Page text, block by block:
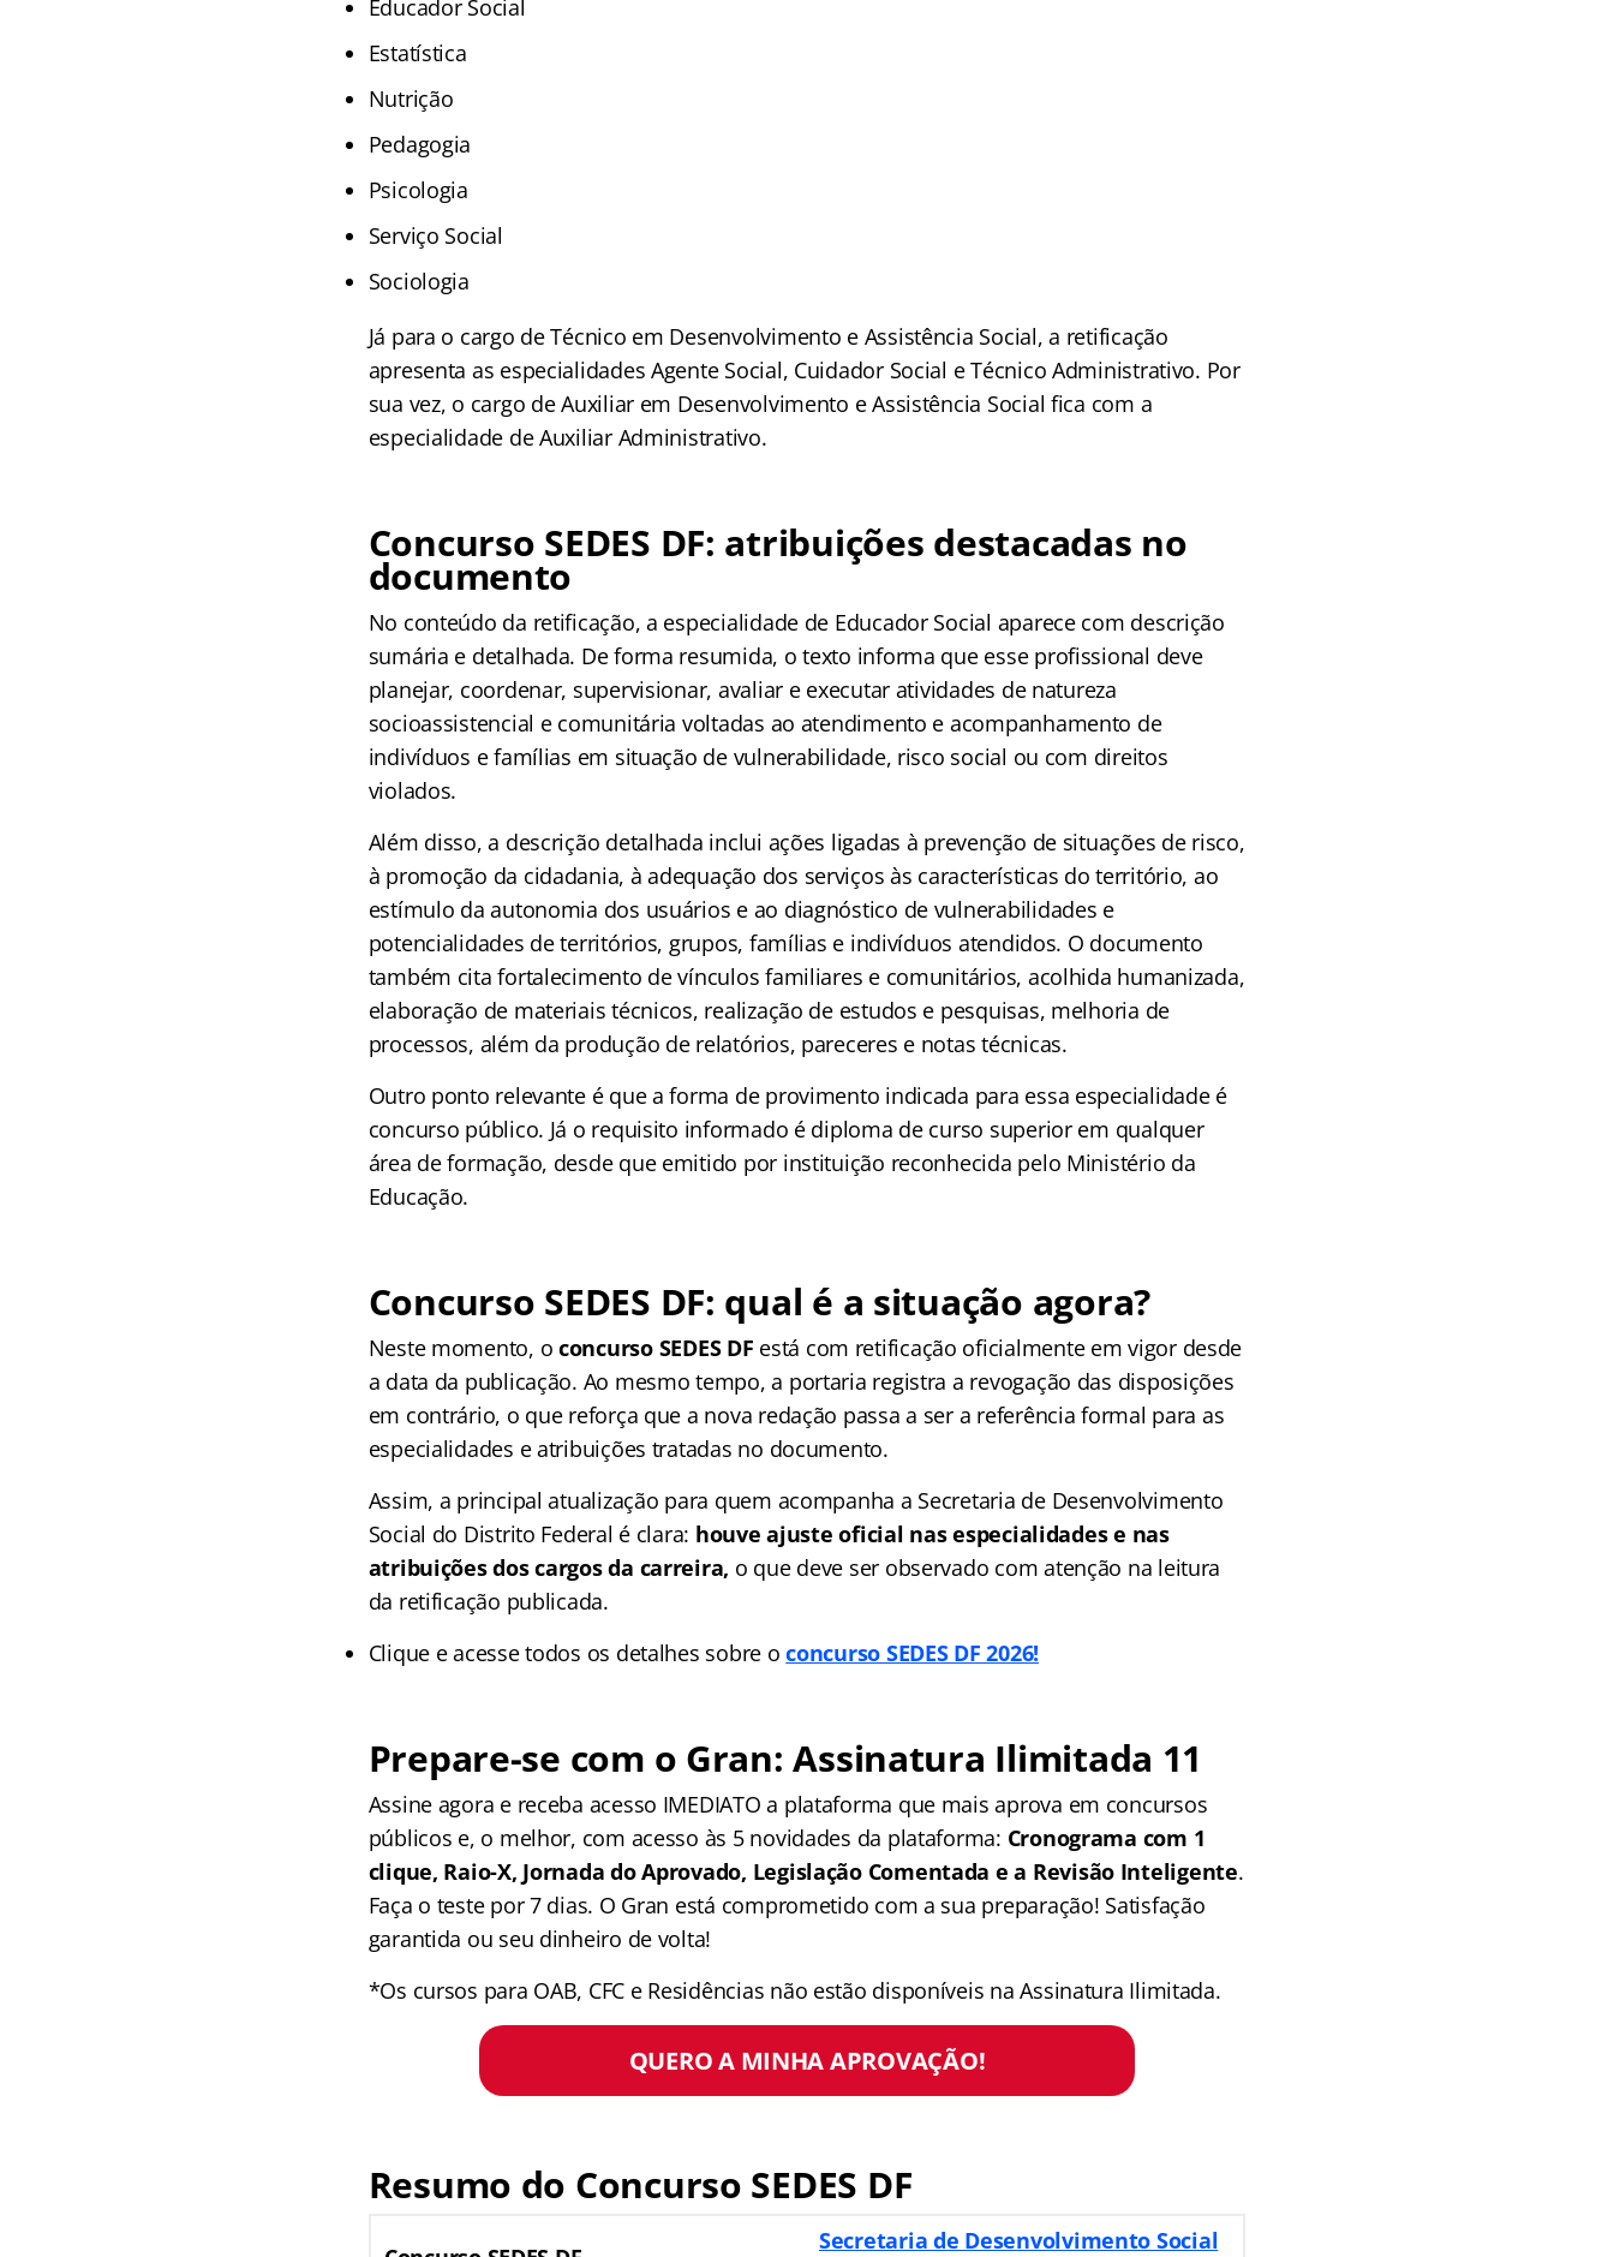
Educador Social
Estatística
Nutrição
Pedagogia
Psicologia
Serviço Social
Sociologia
Já para o cargo de Técnico em Desenvolvimento e Assistência Social, a retificação
apresenta as especialidades Agente Social, Cuidador Social e Técnico Administrativo. Por
sua vez, o cargo de Auxiliar em Desenvolvimento e Assistência Social fica com a
especialidade de Auxiliar Administrativo.
Concurso SEDES DF: atribuições destacadas no
documento
No conteúdo da retificação, a especialidade de Educador Social aparece com descrição
sumária e detalhada. De forma resumida, o texto informa que esse profissional deve
planejar, coordenar, supervisionar, avaliar e executar atividades de natureza
socioassistencial e comunitária voltadas ao atendimento e acompanhamento de
indivíduos e famílias em situação de vulnerabilidade, risco social ou com direitos
violados.
Além disso, a descrição detalhada inclui ações ligadas à prevenção de situações de risco,
à promoção da cidadania, à adequação dos serviços às características do território, ao
estímulo da autonomia dos usuários e ao diagnóstico de vulnerabilidades e
potencialidades de territórios, grupos, famílias e indivíduos atendidos. O documento
também cita fortalecimento de vínculos familiares e comunitários, acolhida humanizada,
elaboração de materiais técnicos, realização de estudos e pesquisas, melhoria de
processos, além da produção de relatórios, pareceres e notas técnicas.
Outro ponto relevante é que a forma de provimento indicada para essa especialidade é
concurso público. Já o requisito informado é diploma de curso superior em qualquer
área de formação, desde que emitido por instituição reconhecida pelo Ministério da
Educação.
Concurso SEDES DF: qual é a situação agora?
Neste momento, oconcurso SEDES DF está com retificação oficialmente em vigor desde
a data da publicação. Ao mesmo tempo, a portaria registra a revogação das disposições
em contrário, o que reforça que a nova redação passa a ser a referência formal para as
especialidades e atribuições tratadas no documento.
Assim, a principal atualização para quem acompanha a Secretaria de Desenvolvimento
Social do Distrito Federal é clara: houve ajuste oficial nas especialidades e nas
atribuições dos cargos da carreira, o que deve ser observado com atenção na leitura
da retificação publicada.
Clique e acesse todos os detalhes sobre oconcurso SEDES DF 2026!
Prepare-se com o Gran: Assinatura Ilimitada 11
Assine agora e receba acesso IMEDIATO a plataforma que mais aprova em concursos
públicos e, o melhor, com acesso às 5 novidades da plataforma: Cronograma com 1
clique, Raio-X, Jornada do Aprovado, Legislação Comentada e a Revisão Inteligente.
Faça o teste por 7 dias. O Gran está comprometido com a sua preparação! Satisfação
garantida ou seu dinheiro de volta!
*Os cursos para OAB, CFC e Residências não estão disponíveis na Assinatura Ilimitada.
QUERO A MINHA APROVAÇÃO!
Resumo do Concurso SEDES DF
Secretaria de Desenvolvimento Social